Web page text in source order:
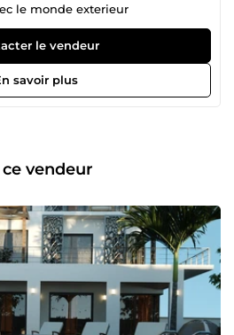
le monde exterieur
le vendeur
savoir plus
vendeur